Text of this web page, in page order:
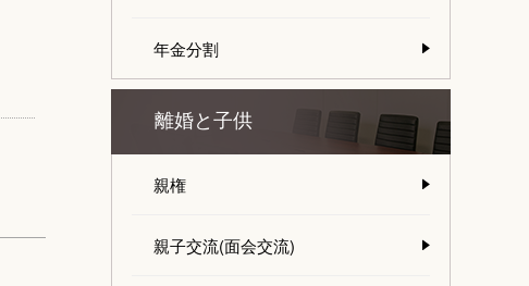
年金分割
離婚と子供
親権
親子交流(面会交流)